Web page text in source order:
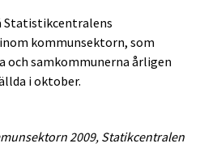
Statistikcentralens
kommunsektorn, som
och samkommunerna årligen
i oktober.
2009, Statikcentralen